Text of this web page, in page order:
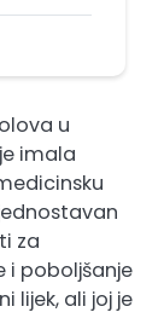
u
imala
za
i poboljšanje
lijek, ali joj je